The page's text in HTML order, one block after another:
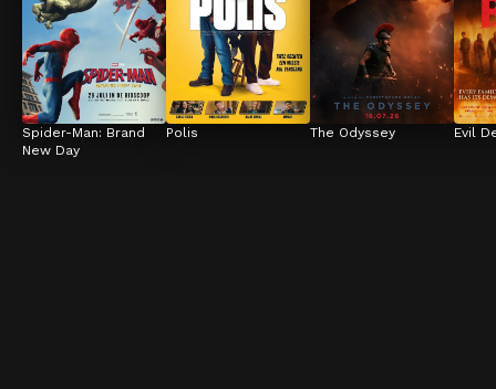
Spider-Man: Brand
New Day
Polis The Odyssey Evil